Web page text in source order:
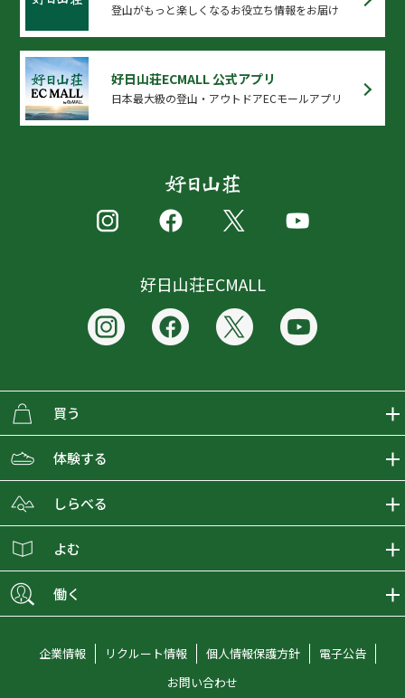
登山がもっと楽しくなるお役立ち情報をお届け
好日山荘ECMALL 公式アプリ
日本最大級の登山・アウトドアECモールアプリ
好日山荘ECMALL
買う
ECMALLの商品をさがす
取り扱いブランド一覧
ショップブログ
会員募集
体験する
おとな女子登山部
グラビティリサーチ
しらべる
登山レポート
オンラインコンシェルジュ
よむ
働く
企業情報 リクルート情報 個人情報保護方針
電子公告
お問い合わせ